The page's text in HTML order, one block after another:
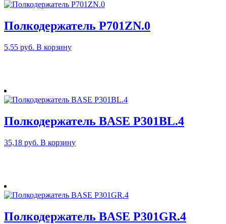
Полкодержатель P701ZN.0
5,55 руб. В корзину
Полкодержатель BASE P301BL.4
35,18 руб. В корзину
Полкодержатель BASE P301GR.4